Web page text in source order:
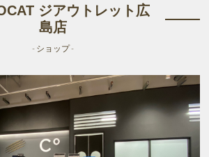
ジアウトレット広
島店
- ショップ -